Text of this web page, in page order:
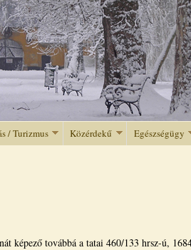
to navigation
/ Turizmus Közérdekű Egészségügy
képező továbbá a tatai 460/133 hrsz-ú,